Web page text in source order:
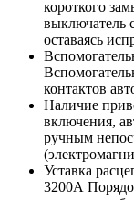
короткого
выключатель
оставаясь
контактов
Наличие
включения,
ручным
Уставка
3200А